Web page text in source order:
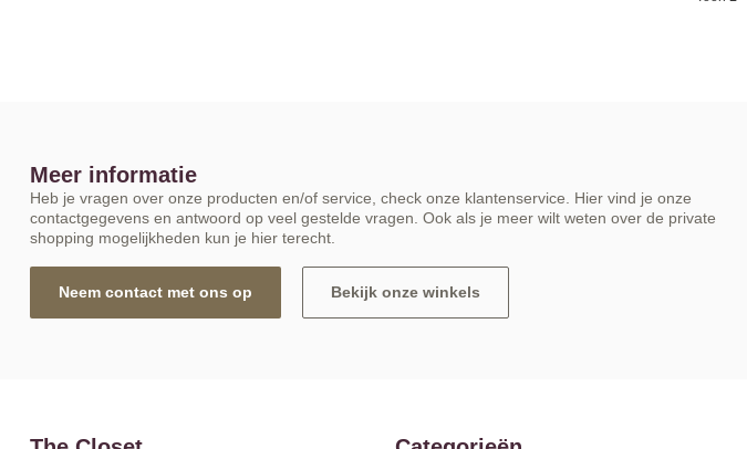
Meer informatie
Heb je vragen over onze producten en/of service, check onze klantenservice. Hier vind je onze
contactgegevens en antwoord op veel gestelde vragen. Ook als je meer wilt weten over de private
shopping mogelijkheden kun je hier terecht.
Neem contact met ons op Bekijk onze winkels